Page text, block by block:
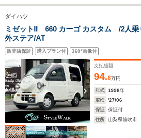
ダイハツ
ミゼットII 660 カーゴ カスタム /2人乗
外ステア/AT
販売店保証 購入プラン付 360°画像付
支払総額
94.8万円
年式 1998年
車検
'27/06
保証
保証付
住所
山梨県笛吹市